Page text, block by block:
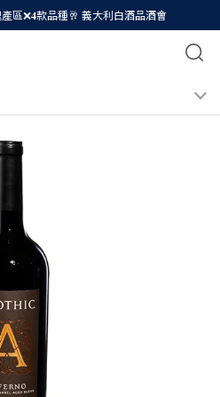
區❌𝟒款品種🥂 義大利白酒品酒會